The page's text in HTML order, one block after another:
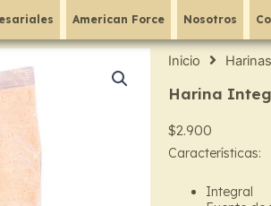
American Force Nosotros
Inicio
Harina
$2.900
Características:
Integral